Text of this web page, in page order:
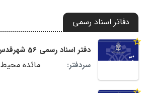
دفاتر اسناد رسمی
دفتر اسناد رسمی 56 شهرقدس
سردفتر:
مائده محیط